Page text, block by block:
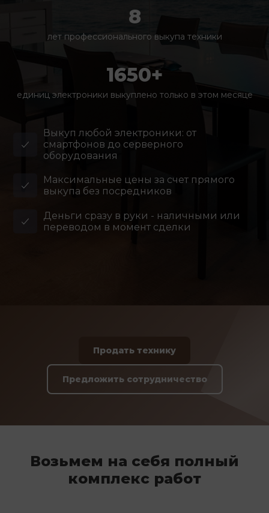
8
лет профессионального выкупа техники
1650+
единиц электроники выкуплено только в этом месяце
Выкуп любой электроники: от
смартфонов до серверного
оборудования
Максимальные цены за счет прямого
выкупа без посредников
Деньги сразу в руки - наличными или
переводом в момент сделки
Продать технику
Предложить сотрудничество
Возьмем на себя полный
комплекс работ